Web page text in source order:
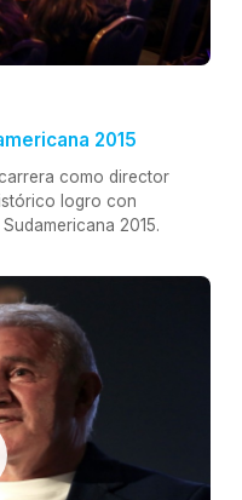
2015
como director
logro con
2015.